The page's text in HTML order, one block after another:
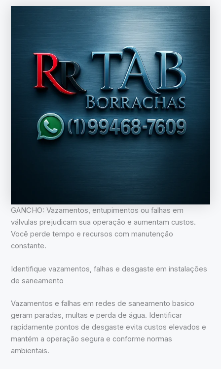
GANCHO: Vazamentos, entupimentos ou falhas em
válvulas prejudicam sua operação e aumentam custos.
Você perde tempo e recursos com manutenção
constante.
Identifique vazamentos, falhas e desgaste em instalações
de saneamento
Vazamentos e falhas em redes de saneamento basico
geram paradas, multas e perda de água. Identificar
rapidamente pontos de desgaste evita custos elevados e
mantém a operação segura e conforme normas
ambientais.